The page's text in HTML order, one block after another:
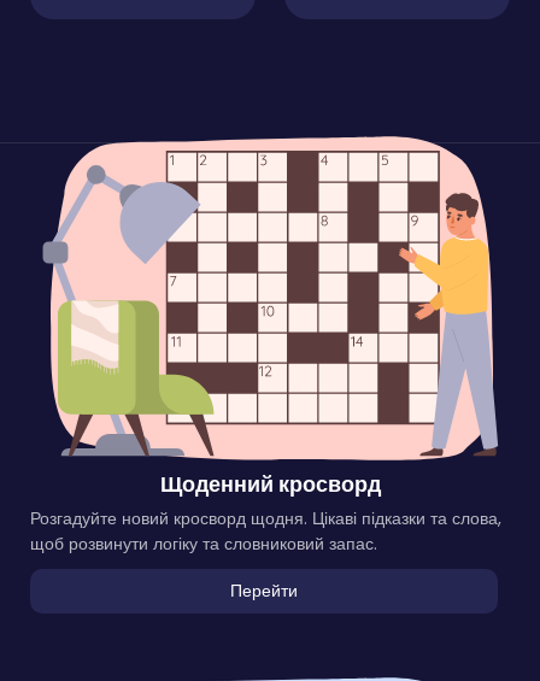
Щоденний кросворд
Розгадуйте новий кросворд щодня. Цікаві підказки та слова,
щоб розвинути логіку та словниковий запас.
Перейти